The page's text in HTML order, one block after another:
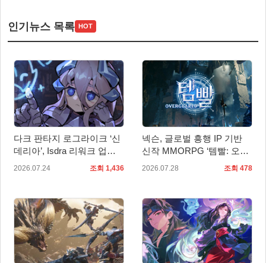
인기뉴스 목록 HOT
다크 판타지 로그라이크 ‘신
데리아’, Isdra 리워크 업데
이트 적용… 스팀 20% 할인
2026.07.24 조회 1,436
넥슨, 글로벌 흥행 IP 기반
신작 MMORPG ‘템빨: 오버
기어드’ 타이틀명 확정!
2026.07.28 조회 478